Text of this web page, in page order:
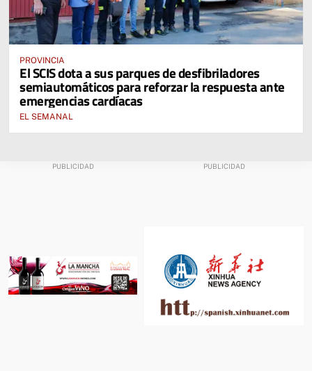
PROVINCIA
El SCIS dota a sus parques de desfibriladores
semiautomáticos para reforzar la respuesta ante
emergencias cardíacas
EL SEMANAL